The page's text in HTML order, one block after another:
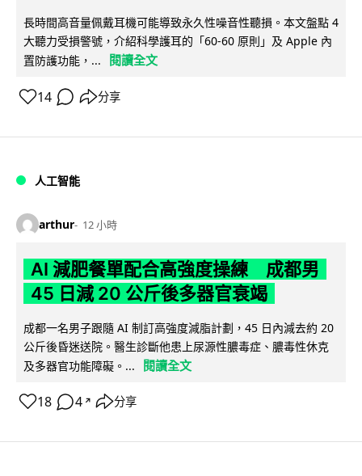
長時間高音量佩戴耳機可能導致永久性噪音性聽損。本文盤點 4
大聽力受損警號，介紹科學護耳的「60-60 原則」及 Apple 內
置防護功能，...
閱讀全文
14 分享
人工智能
arthur 12 小時
AI 減肥餐單配合高強度操練 成都男
45 日減 20 公斤後多器官衰竭
成都一名男子跟隨 AI 制訂高強度減脂計劃，45 日內減去約 20
公斤後昏迷送院。醫生診斷他患上尿源性膿毒症、膿毒性休克
及多器官功能障礙。...
閱讀全文
18 4 ↗ 分享